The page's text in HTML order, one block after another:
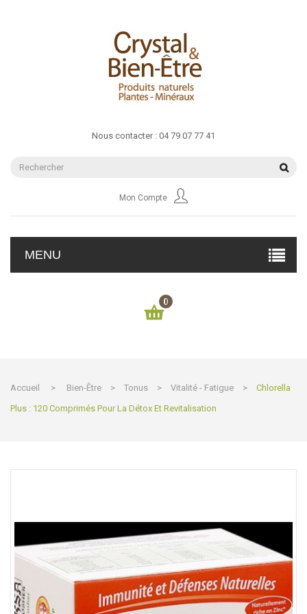
Nous contacter : 04 79 07 77 41
Mon Compte
MENU
0
Accueil > Bien-Être > Tonus > Vitalité - Fatigue >
Chlorella
Plus : 120 Comprimés Pour La Détox Et Revitalisation